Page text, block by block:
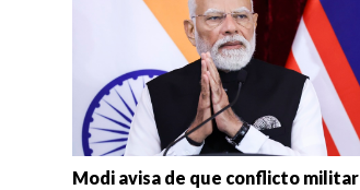
Modi avisa de que conflicto militar